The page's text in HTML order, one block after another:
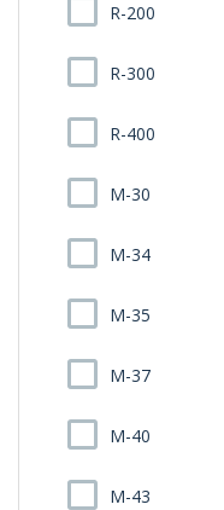
R-200
R-300
R-400
M-30
M-34
M-35
M-37
M-40
M-43